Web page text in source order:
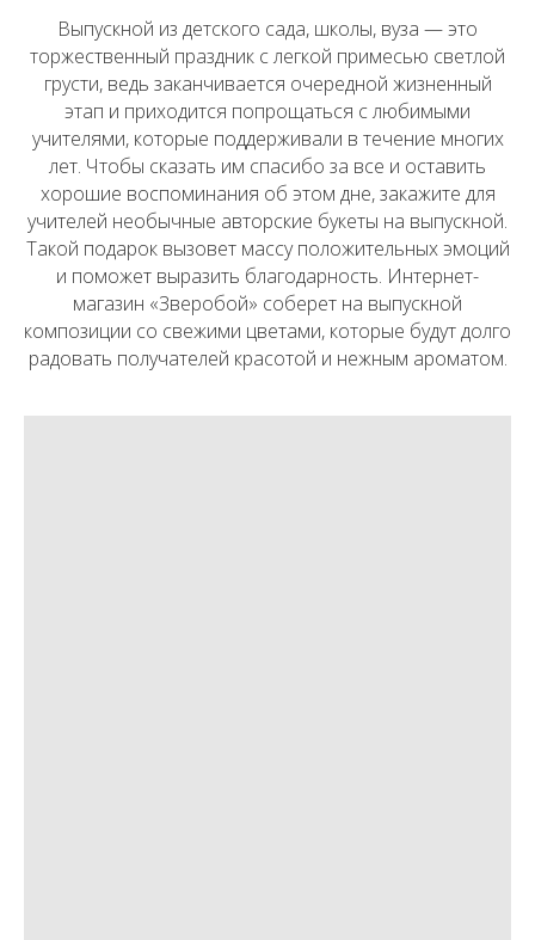
Выпускной из детского сада, школы, вуза — это
торжественный праздник с легкой примесью светлой
грусти, ведь заканчивается очередной жизненный
этап и приходится попрощаться с любимыми
учителями, которые поддерживали в течение многих
лет. Чтобы сказать им спасибо за все и оставить
хорошие воспоминания об этом дне, закажите для
учителей необычные авторские букеты на выпускной.
Такой подарок вызовет массу положительных эмоций
и поможет выразить благодарность. Интернет-
магазин «Зверобой» соберет на выпускной
композиции со свежими цветами, которые будут долго
радовать получателей красотой и нежным ароматом.